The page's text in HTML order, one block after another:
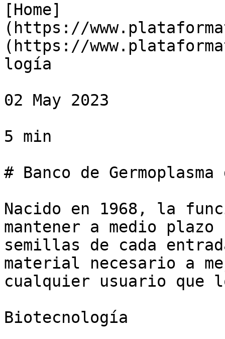
[Home]
(https://
(https://
logía
02 May 2023
5 min
# Banco de
Nacido en 1968, la
mantener a medio
semillas de cada
material necesario a
cualquier usuario
Biotecnología